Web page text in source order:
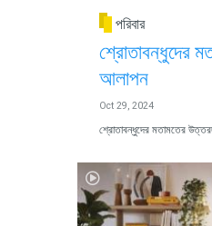
পরিবার
শ্রোতাবন্ধুদের
আলাপন
Oct 29, 2024
শ্রোতাবন্ধুদের মতামতের